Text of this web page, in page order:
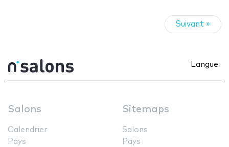
Suivant »
Langue
Salons
Calendrier
Pays
Sitemaps
Salons
Pays